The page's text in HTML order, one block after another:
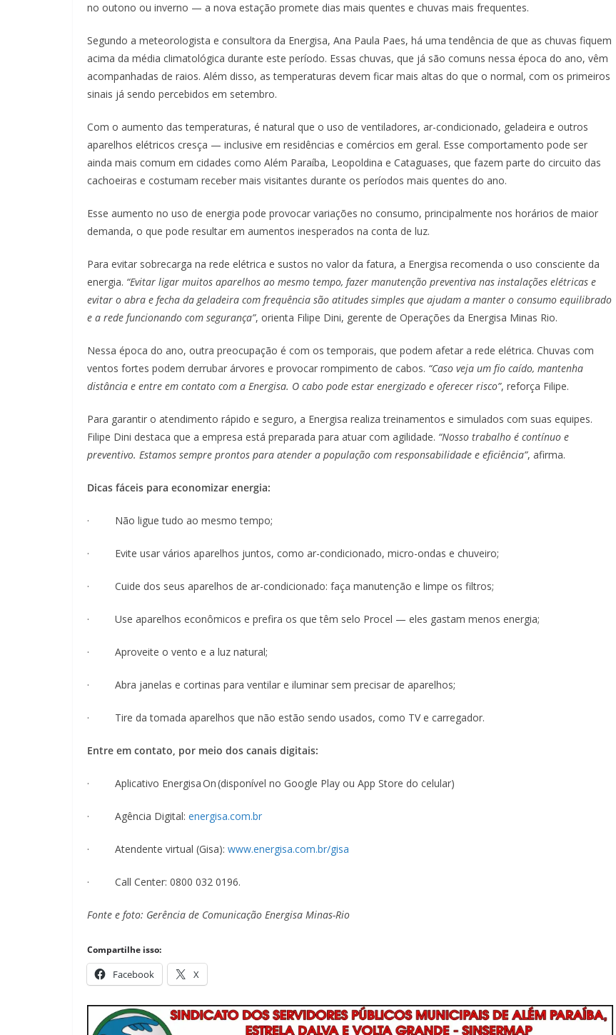
no outono ou inverno — a nova estação promete dias mais quentes e chuvas mais frequentes.
Segundo a meteorologista e consultora da Energisa, Ana Paula Paes, há uma tendência de que as chuvas fiquem
acima da média climatológica durante este período. Essas chuvas, que já são comuns nessa época do ano, vêm
acompanhadas de raios. Além disso, as temperaturas devem ficar mais altas do que o normal, com os primeiros
sinais já sendo percebidos em setembro.
Com o aumento das temperaturas, é natural que o uso de ventiladores, ar-condicionado, geladeira e outros
aparelhos elétricos cresça — inclusive em residências e comércios em geral. Esse comportamento pode ser
ainda mais comum em cidades como Além Paraíba, Leopoldina e Cataguases, que fazem parte do circuito das
cachoeiras e costumam receber mais visitantes durante os períodos mais quentes do ano.
Esse aumento no uso de energia pode provocar variações no consumo, principalmente nos horários de maior
demanda, o que pode resultar em aumentos inesperados na conta de luz.
Para evitar sobrecarga na rede elétrica e sustos no valor da fatura, a Energisa recomenda o uso consciente da
energia. “Evitar ligar muitos aparelhos ao mesmo tempo, fazer manutenção preventiva nas instalações elétricas e
evitar o abra e fecha da geladeira com frequência são atitudes simples que ajudam a manter o consumo equilibrado
e a rede funcionando com segurança”, orienta Filipe Dini, gerente de Operações da Energisa Minas Rio.
Nessa época do ano, outra preocupação é com os temporais, que podem afetar a rede elétrica. Chuvas com
ventos fortes podem derrubar árvores e provocar rompimento de cabos. “Caso veja um fio caído, mantenha
distância e entre em contato com a Energisa. O cabo pode estar energizado e oferecer risco”, reforça Filipe.
Para garantir o atendimento rápido e seguro, a Energisa realiza treinamentos e simulados com suas equipes.
Filipe Dini destaca que a empresa está preparada para atuar com agilidade. “Nosso trabalho é contínuo e
preventivo. Estamos sempre prontos para atender a população com responsabilidade e eficiência”, afirma.
Dicas fáceis para economizar energia:
· Não ligue tudo ao mesmo tempo;
· Evite usar vários aparelhos juntos, como ar-condicionado, micro-ondas e chuveiro;
· Cuide dos seus aparelhos de ar-condicionado: faça manutenção e limpe os filtros;
· Use aparelhos econômicos e prefira os que têm selo Procel — eles gastam menos energia;
· Aproveite o vento e a luz natural;
· Abra janelas e cortinas para ventilar e iluminar sem precisar de aparelhos;
· Tire da tomada aparelhos que não estão sendo usados, como TV e carregador.
Entre em contato, por meio dos canais digitais:
· Aplicativo Energisa On (disponível no Google Play ou App Store do celular)
· Agência Digital: energisa.com.br
· Atendente virtual (Gisa): www.energisa.com.br/gisa
· Call Center: 0800 032 0196.
Fonte e foto: Gerência de Comunicação Energisa Minas-Rio
Compartilhe isso:
Facebook X